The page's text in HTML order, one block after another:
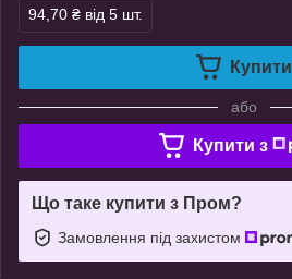
94,70 ₴ від 5 шт.
Купити
або
Купити з
Що таке купити з Пром?
Замовлення під захистом